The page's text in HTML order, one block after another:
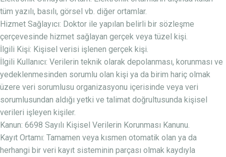
tüm yazılı, basılı, görsel vb. diğer ortamlar.
Hizmet Sağlayıcı: Doktor ile yapılan belirli bir sözleşme
çerçevesinde hizmet sağlayan gerçek veya tüzel kişi.
İlgili Kişi: Kişisel verisi işlenen gerçek kişi.
İlgili Kullanıcı: Verilerin teknik olarak depolanması, korunması ve
yedeklenmesinden sorumlu olan kişi ya da birim hariç olmak
üzere veri sorumlusu organizasyonu içerisinde veya veri
sorumlusundan aldığı yetki ve talimat doğrultusunda kişisel
verileri işleyen kişiler.
Kanun: 6698 Sayılı Kişisel Verilerin Korunması Kanunu.
Kayıt Ortamı: Tamamen veya kısmen otomatik olan ya da
herhangi bir veri kayıt sisteminin parçası olmak kaydıyla